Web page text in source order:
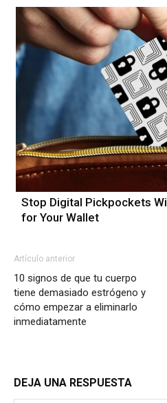
Stop Digital Pickpockets
for Your Wallet
Artículo anterior
10 signos de que tu cuerpo
tiene demasiado estrógeno y
cómo empezar a eliminarlo
inmediatamente
DEJA UNA RESPUESTA